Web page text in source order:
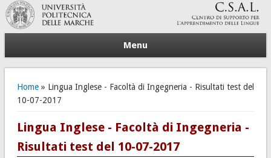
Menu
Tu sei qui
Home» Lingua Inglese - Facoltà di Ingegneria - Risultati test del
10-07-2017
Lingua Inglese - Facoltà di Ingegneria -
Risultati test del 10-07-2017